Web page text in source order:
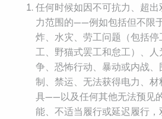
任何时候如因不可抗力、超
力范围的——例如包括但不限
炸、水灾、劳工问题（包括
工、野猫式罢工和怠工）、
争、恐怖行动、暴动或内战
制、禁运、无法获得电力、
具——以及任何其他无法预见
能、不适当履行或延迟履行